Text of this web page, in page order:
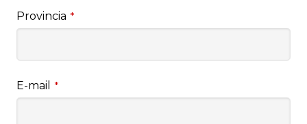
Provincia *
E-mail *